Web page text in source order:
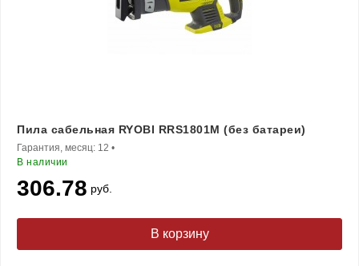
Пила сабельная RYOBI RRS1801M (без батареи)
Гарантия, месяц: 12 •
В наличии
306.78 руб.
В корзину